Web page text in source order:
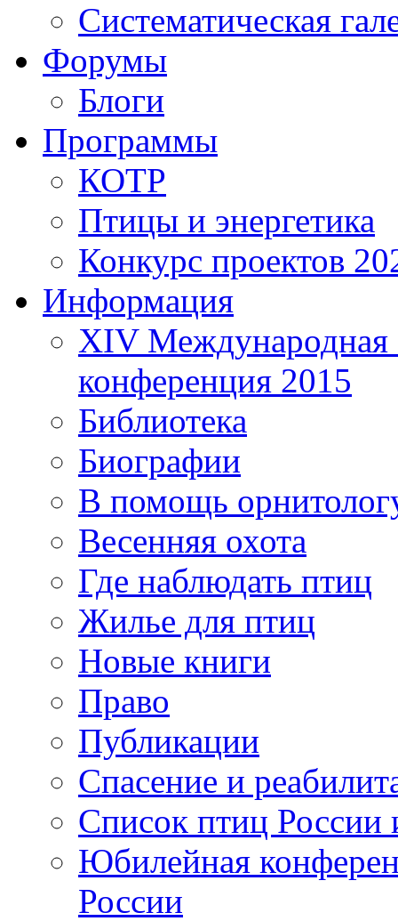
Систематическая
Форумы
Блоги
Программы
КОТР
Птицы и энергетика
Конкурс проектов
Информация
XIV Международная
конференция 2015
Библиотека
Биографии
В помощь
Весенняя охота
Где наблюдать птиц
Жилье для птиц
Новые книги
Право
Публикации
Спасение и
Список птиц России
Юбилейная
России